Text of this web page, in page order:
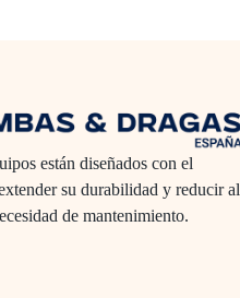
están diseñados con el
su durabilidad y reducir al
de mantenimiento.